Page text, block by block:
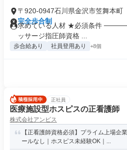
〒920-0947石川県金沢市笠舞本町
完全歩合制
求めている人材 ★必須条件
ッサージ指圧師資格 ...
歩合給あり 社員登用あり +8個
正社員
医療施設型ホスピスの正看護師
株式会社アンビス
【正看護師資格必須】プライム上場企
ールなし｜ホスピス未経験OK｜...